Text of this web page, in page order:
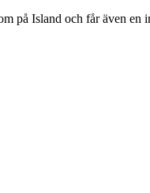
på Island och får även